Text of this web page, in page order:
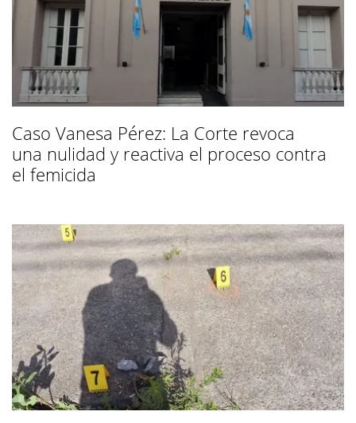
Caso Vanesa Pérez: La Corte revoca
una nulidad y reactiva el proceso contra
el femicida